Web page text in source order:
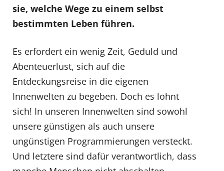
sie, welche Wege zu einem selbst
bestimmten Leben führen.
Es erfordert ein wenig Zeit, Geduld und
Abenteuerlust, sich auf die
Entdeckungsreise in die eigenen
Innenwelten zu begeben. Doch es lohnt
sich! In unseren Innenwelten sind sowohl
unsere günstigen als auch unsere
ungünstigen Programmierungen versteckt.
Und letztere sind dafür verantwortlich, dass